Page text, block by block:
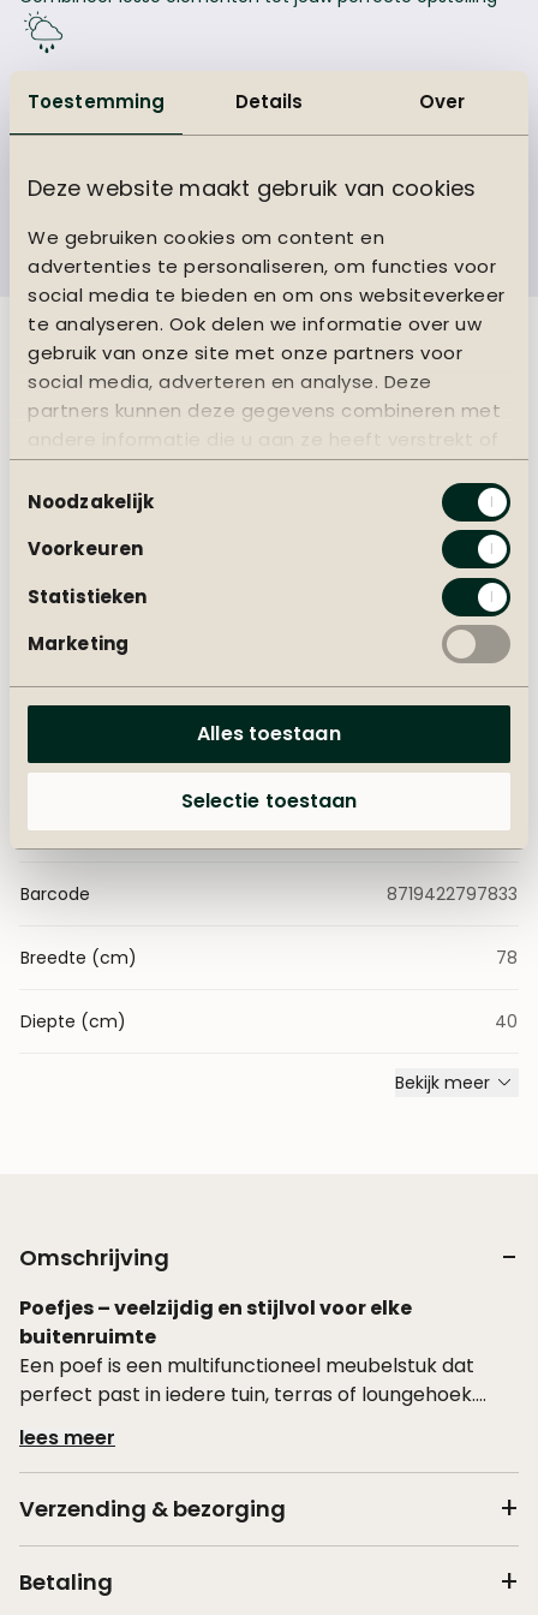
Toestemming Details Over
Deze website maakt gebruik van cookies
We gebruiken cookies om content en
advertenties te personaliseren, om functies voor
social media te bieden en om ons websiteverkeer
te analyseren. Ook delen we informatie over uw
gebruik van onze site met onze partners voor
social media, adverteren en analyse. Deze
partners kunnen deze gegevens combineren met
andere informatie die u aan ze heeft verstrekt of
die ze hebben verzameld op basis van uw gebruik
van hun services.
Toestemmingsselectie
Noodzakelijk
Voorkeuren
Statistieken
Marketing
Alles toestaan
Selectie toestaan
Meer over
Soltex stof
Krasvaste afwerking, kleur blijft mooi
Meer overgepoedercoat
Art.nr. IBI-LAV-P12-MST
Barcode 8719422797833
Breedte (cm) 78
Diepte (cm) 40
Bekijk meer
Omschrijving
Poefjes – veelzijdig en stijlvol voor elke
buitenruimte
Een poef is een multifunctioneel meubelstuk dat
perfect past in iedere tuin, terras of loungehoek.
Gebruik hem als extra zitplek, een comfortabel
voetenbankje, of plaats er een dienblad op om hem
als tafeltje te gebruiken. Dankzij het veelzijdige
ontwerp is een poef een ideale toevoeging aan je
buitenruimte.
Harmonieus design en hoogwaardige
lees meer
Verzending & bezorging
Betaling